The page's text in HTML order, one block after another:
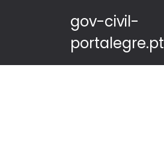
gov-civil-
portalegre.pt